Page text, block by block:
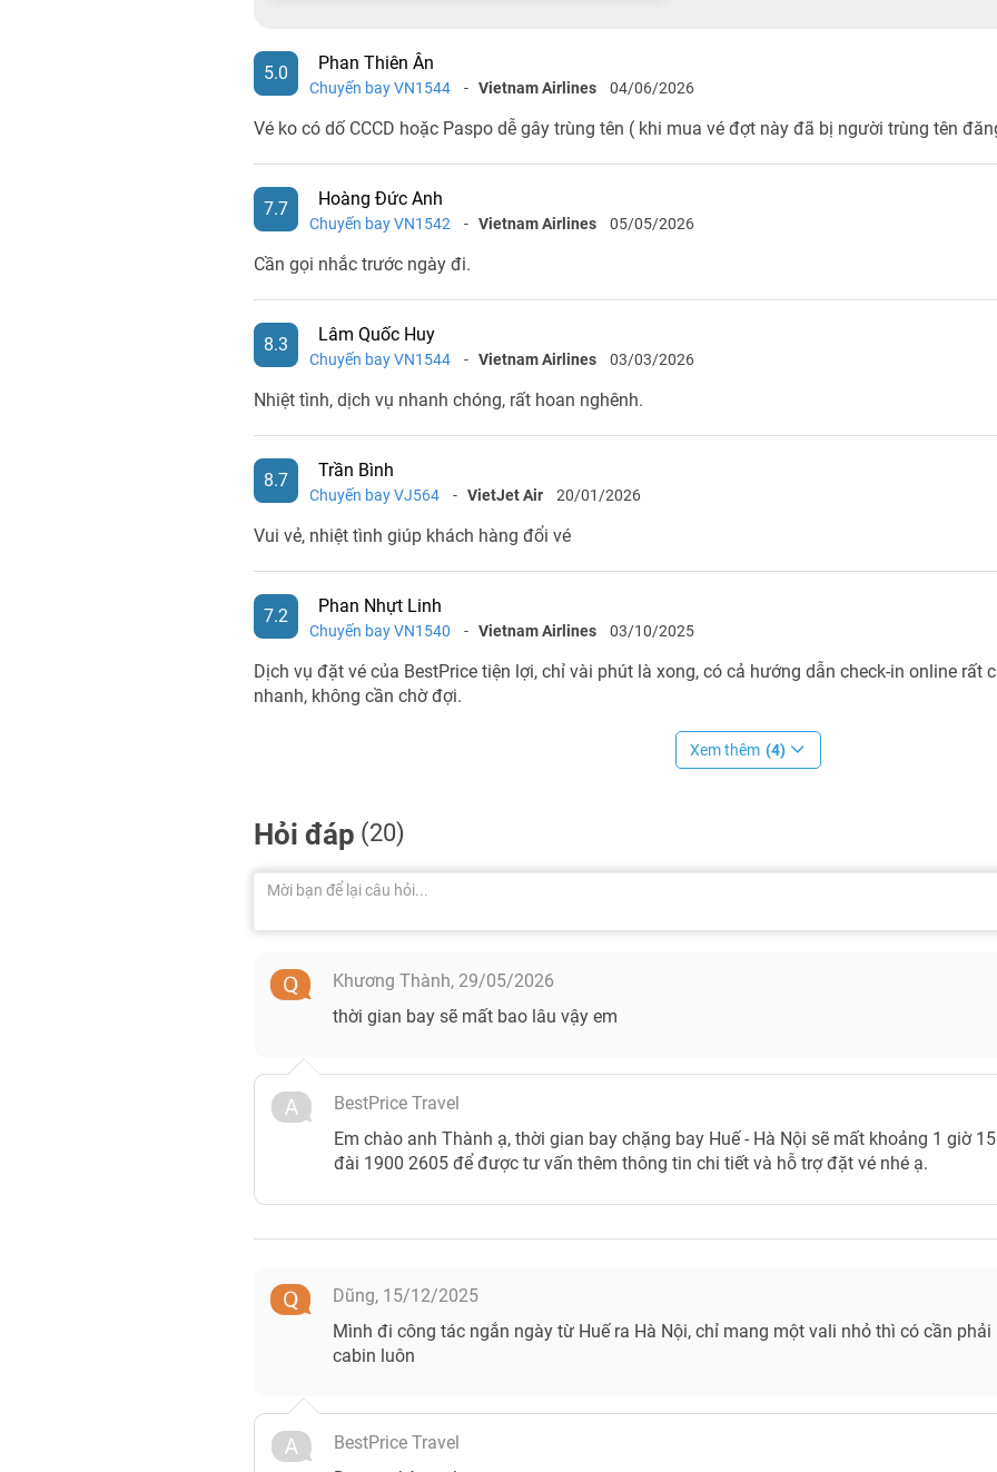
5.0 Phan Thiên Ân
Chuyến bay VN1544 - Vietnam Airlines 04/06/2026
Vé ko có dố CCCD hoặc Paspo dễ gây trùng tên ( khi mua vé đợt này đã bị người trùng tên
7.7 Hoàng Đức Anh
Chuyến bay VN1542 - Vietnam Airlines 05/05/2026
Cần gọi nhắc trước ngày đi.
8.3 Lâm Quốc Huy
Chuyến bay VN1544 - Vietnam Airlines 03/03/2026
Nhiệt tình, dịch vụ nhanh chóng, rất hoan nghênh.
8.7 Trần Bình
Chuyến bay VJ564 - VietJet Air 20/01/2026
Vui vẻ, nhiệt tình giúp khách hàng đổi vé
7.2 Phan Nhựt Linh
Chuyến bay VN1540 - Vietnam Airlines 03/10/2025
Dịch vụ đặt vé của BestPrice tiện lợi, chỉ vài phút là xong, có cả hướng dẫn check-in online rất
nhanh, không cần chờ đợi.
Xem thêm (4)
Hỏi đáp (20)
Khương Thành, 29/05/2026
thời gian bay sẽ mất bao lâu vậy em
BestPrice Travel
Em chào anh Thành ạ, thời gian bay chặng bay Huế - Hà Nội sẽ mất khoảng 1 giờ
đài 1900 2605 để được tư vấn thêm thông tin chi tiết và hỗ trợ đặt vé nhé ạ.
Dũng, 15/12/2025
Mình đi công tác ngắn ngày từ Huế ra Hà Nội, chỉ mang một vali nhỏ thì có cần
cabin luôn
BestPrice Travel